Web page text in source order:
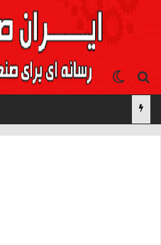
جستجو برایتغییر پوسته